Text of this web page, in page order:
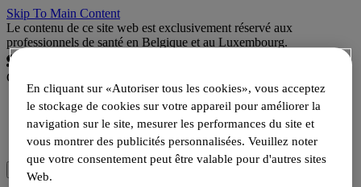
Skip To Main Content
Le contenu de ce site web est exclusivement réservé aux
professionnels de santé en Belgique et au Luxembourg.
Campus
Aires thérapeutiques
Ressources
Produits
En cliquant sur «Autoriser tous les cookies», vous acceptez
le stockage de cookies sur votre appareil pour améliorer la
navigation sur le site, mesurer les performances du site et
vous montrer des publicités personnalisées. Veuillez noter
que votre consentement peut être valable pour d'autres sites
Web.